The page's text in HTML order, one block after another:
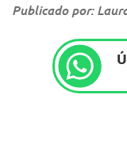
Publicado por: